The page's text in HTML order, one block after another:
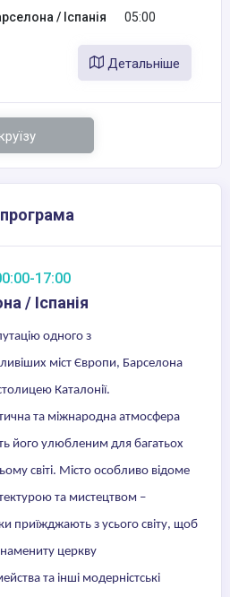
/ Іспанія 05:00
Детальніше
17:00
/ Іспанія
одного з
міст Європи, Барселона
Каталонії.
та міжнародна атмосфера
його улюбленим для багатьох
світі. Місто особливо відоме
та мистецтвом –
приїжджають з усього світу, щоб
церкву
та інші модерністські